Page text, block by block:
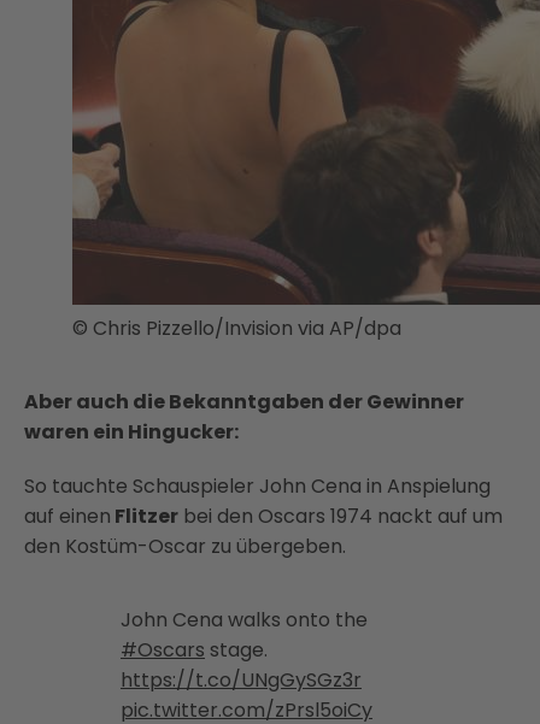
© Chris Pizzello/Invision via AP/dpa
Aber auch die Bekanntgaben der Gewinner
waren ein Hingucker:
So tauchte Schauspieler John Cena in Anspielung
auf einen Flitzer bei den Oscars 1974 nackt auf um
den Kostüm-Oscar zu übergeben.
John Cena walks onto the
#Oscars stage.
https://t.co/UNgGySGz3r
pic.twitter.com/zPrsl5oiCy